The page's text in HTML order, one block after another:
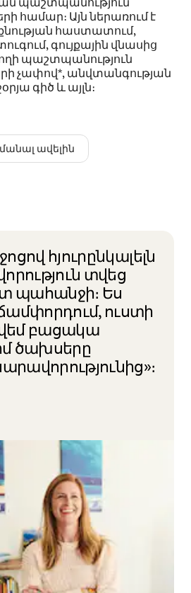
համար։ Այն ներառում է
հաստատում,
գույքային վնասից
պաշտպանություն
չափով*, անվտանգության
գիծ և այլն։
ավելին
հյուրընկալելն
տվեց
պահանջի։ Ես
ուստի
բացակա
ծախսերը